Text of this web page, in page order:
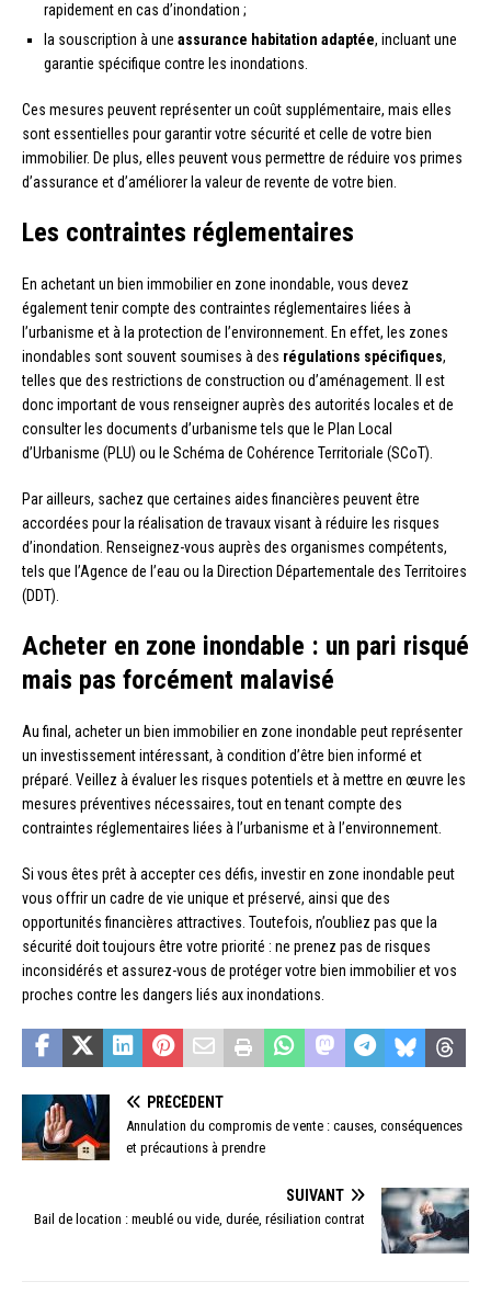
rapidement en cas d’inondation ;
la souscription à une assurance habitation adaptée, incluant une
garantie spécifique contre les inondations.
Ces mesures peuvent représenter un coût supplémentaire, mais elles
sont essentielles pour garantir votre sécurité et celle de votre bien
immobilier. De plus, elles peuvent vous permettre de réduire vos primes
d’assurance et d’améliorer la valeur de revente de votre bien.
Les contraintes réglementaires
En achetant un bien immobilier en zone inondable, vous devez
également tenir compte des contraintes réglementaires liées à
l’urbanisme et à la protection de l’environnement. En effet, les zones
inondables sont souvent soumises à des régulations spécifiques,
telles que des restrictions de construction ou d’aménagement. Il est
donc important de vous renseigner auprès des autorités locales et de
consulter les documents d’urbanisme tels que le Plan Local
d’Urbanisme (PLU) ou le Schéma de Cohérence Territoriale (SCoT).
Par ailleurs, sachez que certaines aides financières peuvent être
accordées pour la réalisation de travaux visant à réduire les risques
d’inondation. Renseignez-vous auprès des organismes compétents,
tels que l’Agence de l’eau ou la Direction Départementale des Territoires
(DDT).
Acheter en zone inondable : un pari risqué
mais pas forcément malavisé
Au final, acheter un bien immobilier en zone inondable peut représenter
un investissement intéressant, à condition d’être bien informé et
préparé. Veillez à évaluer les risques potentiels et à mettre en œuvre les
mesures préventives nécessaires, tout en tenant compte des
contraintes réglementaires liées à l’urbanisme et à l’environnement.
Si vous êtes prêt à accepter ces défis, investir en zone inondable peut
vous offrir un cadre de vie unique et préservé, ainsi que des
opportunités financières attractives. Toutefois, n’oubliez pas que la
sécurité doit toujours être votre priorité : ne prenez pas de risques
inconsidérés et assurez-vous de protéger votre bien immobilier et vos
proches contre les dangers liés aux inondations.
PRÉCÉDENT
Annulation du compromis de vente : causes, conséquences
et précautions à prendre
SUIVANT
Bail de location : meublé ou vide, durée, résiliation contrat